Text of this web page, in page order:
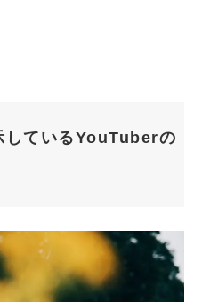
しているYouTuberの